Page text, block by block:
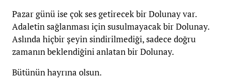
Pazar günü ise çok ses getirecek bir Dolunay var.
Adaletin sağlanması için susulmayacak bir Dolunay.
Aslında hiçbir şeyin sindirilmediği, sadece doğru
zamanın beklendiğini anlatan bir Dolunay.
Bütünün hayrına olsun.